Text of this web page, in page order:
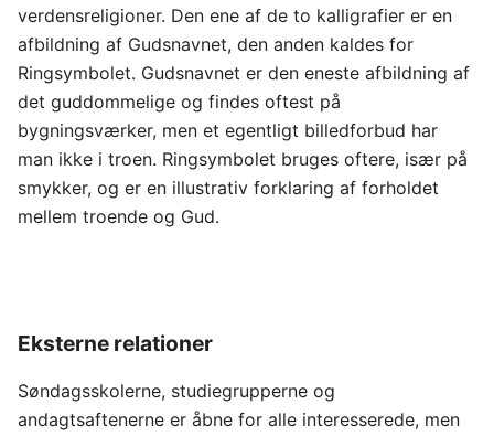
verdensreligioner. Den ene af de to kalligrafier er en
afbildning af Gudsnavnet, den anden kaldes for
Ringsymbolet. Gudsnavnet er den eneste afbildning af
det guddommelige og findes oftest på
bygningsværker, men et egentligt billedforbud har
man ikke i troen. Ringsymbolet bruges oftere, især på
smykker, og er en illustrativ forklaring af forholdet
mellem troende og Gud.
Eksterne relationer
Søndagsskolerne, studiegrupperne og
andagtsaftenerne er åbne for alle interesserede, men